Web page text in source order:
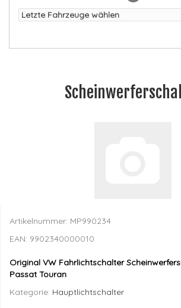
Artikelnummer: MP990234
EAN: 9902340000010
Original VW Fahrlichtschalter
Passat Touran
Kategorie: Hauptlichtschalter